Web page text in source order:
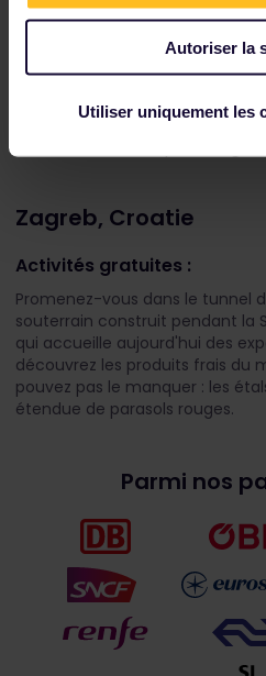
Autoriser la
Utiliser uniquement les
de réservation dans les
Zagreb, Croatie
Activités gratuites :
Promenez-vous dans le tunnel
souterrain construit pendant la
qui accueille aujourd'hui des
découvrez les produits frais du
pouvez pas le manquer : les
étendue de parasols rouges.
Parmi nos